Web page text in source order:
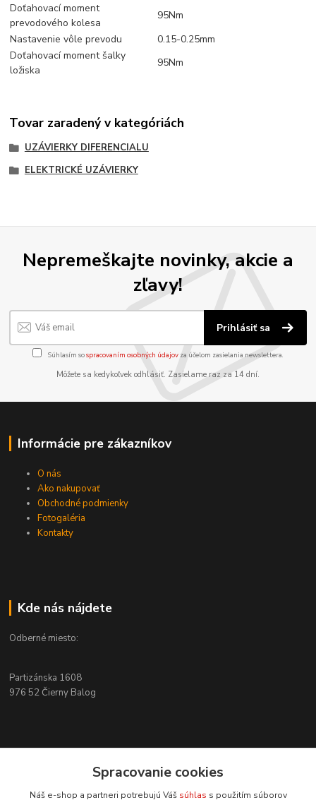
Doťahovací moment
prevodového kolesa
95Nm
Nastavenie vôle prevodu
0.15-0.25mm
Doťahovací moment šalky
ložiska
95Nm
Tovar zaradený v kategóriách
UZÁVIERKY DIFERENCIALU
ELEKTRICKÉ UZÁVIERKY
Nepremeškajte novinky, akcie a
zľavy!
Prihlásiť sa
Súhlasím sospracovaním osobných údajov za účelom zasielania newslettera.
Môžete sa kedykoľvek odhlásiť. Zasielame raz za 14 dní.
Informácie pre zákazníkov
O nás
Ako nakupovať
Obchodné podmienky
Fotogaléria
Kontakty
Kde nás nájdete
Odberné miesto:
Partizánska 1608
976 52 Čierny Balog
+421 915 526 286
Spracovanie cookies
Náš e-shop a partneri potrebujú Váš súhlas s použitím súborov